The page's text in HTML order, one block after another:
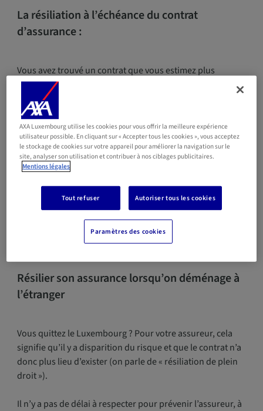
La résiliation à l’échéance du contrat
d’assurance :
Vous avez trouvé un contrat que vous estimez plus
avantageux et souhaitez changer d’assurance ? Il vous
suffit d’envoyer une lettre recommandée avec accusé de
réception à votre assureur. Cette lettre devra arriver au
plus tard 30 jours avant la date anniversaire du contrat
que vous désirez résilier.
Pour ceux qui craignent d’oublier, sachez que, chaque
année, vous recevez un avis d’échéance de la part de votre
assureur environ deux mois avant le renouvellement de
votre contrat.
Résilier son assurance lorsqu’on déménage à
l’étranger
Vous quittez le Luxembourg ? Pour votre assureur, cela
signifie qu’il y a disparition du risque et que le contrat n’a
donc plus lieu d’exister (on parle de « résiliation de plein
droit »).
Il n’y a pas de délai à respecter pour prévenir l’assureur, à
AXA Luxembourg utilise les cookies pour vous offrir la meilleure expérience
utilisateur possible. En cliquant sur « Accepter tous les cookies », vous acceptez
le stockage de cookies sur votre appareil pour améliorer la navigation sur le
site, analyser son utilisation et contribuer à nos ciblages publicitaires.
Mentions légales
Tout refuser Autoriser tous les cookies
Paramètres des cookies